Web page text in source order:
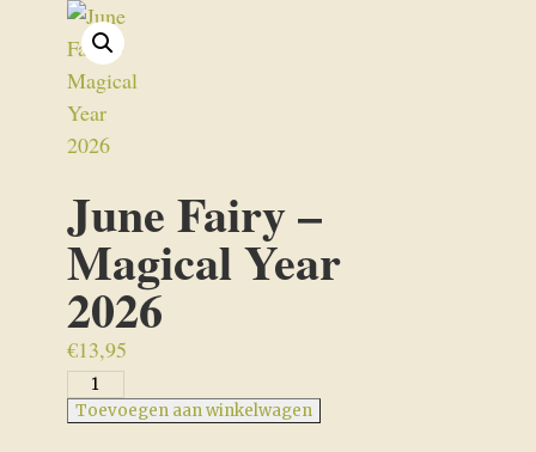
June Fairy –
Magical Year
2026
€13,95
June
Fairy
Toevoegen aan winkelwagen